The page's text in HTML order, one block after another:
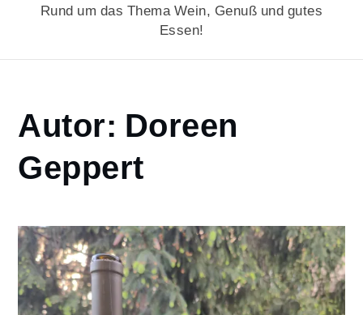
Rund um das Thema Wein, Genuß und gutes
Essen!
Home
Doreen
Geppert
Autor: Doreen
Geppert